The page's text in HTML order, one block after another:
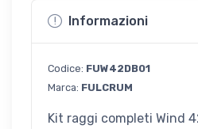
Informazioni
Codice: FUW42DB01
Marca: FULCRUM
Kit raggi completi Wind